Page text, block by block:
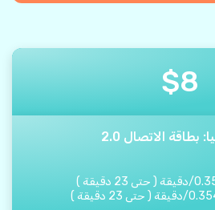
$8
بطاقة الاتصال 2.0
/دقيقة ( حتى 23 دقيقة )
/دقيقة ( حتى 23 دقيقة )